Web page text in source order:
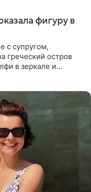
фигуру в
с супругом,
греческий остров
в зеркале и